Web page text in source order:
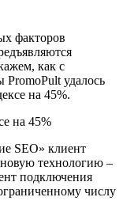
факторов
как с
удалось
на 45%.
на 45%
SEO» клиент
технологию –
подключения
числу